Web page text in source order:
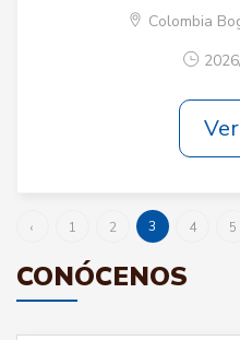
Colombia
‹ 1 2 3 4 5
CONÓCENOS